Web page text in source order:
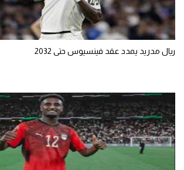
ريال مدريد يمدد عقد فينسيوس حتى 2032